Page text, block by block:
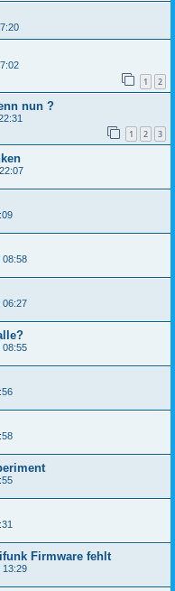
1 2
nun ?
1 2 3
08:58
06:27
08:55
Firmware fehlt
13:29